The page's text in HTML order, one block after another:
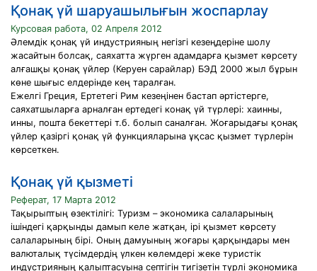
Қонақ үй шаруашылығын жоспарлау
Курсовая работа, 02 Апреля 2012
Әлемдік қонақ үй индустрияның негізгі кезеңдеріне шолу
жасайтын болсақ, саяхатта жүрген адамдарға қызмет көрсету
алғашқы қонақ үйлер (Керуен сарайлар) БЭД 2000 жыл бұрын
көне шығыс елдерінде кең таралған.
Ежелгі Греция, Ертетегі Рим кезеңінен бастап әртістерге,
саяхатшыларға арналған ертедегі конақ үй түрлері: хаинны,
инны, пошта бекеттері т.б. болып саналған. Жоғарыдағы қонақ
үйлер қазіргі қонақ үй функцияларына ұқсас қызмет түрлерін
көрсеткен.
Қонақ үй қызметі
Реферат, 17 Марта 2012
Тақырыптың өзектілігі: Туризм – экономика салаларының
ішіндегі қарқынды дамып келе жатқан, ірі қызмет көрсету
салаларының бірі. Оның дамуының жоғары қарқындары мен
валюталық түсімдердің үлкен көлемдері жеке туристік
индустрияның қалыптасуына септігін тигізетін түрлі экономика